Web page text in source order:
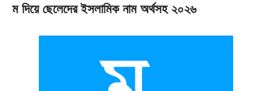
ম দিয়ে ছেলেদের ইসলামিক নাম অর্থসহ ২০২৬